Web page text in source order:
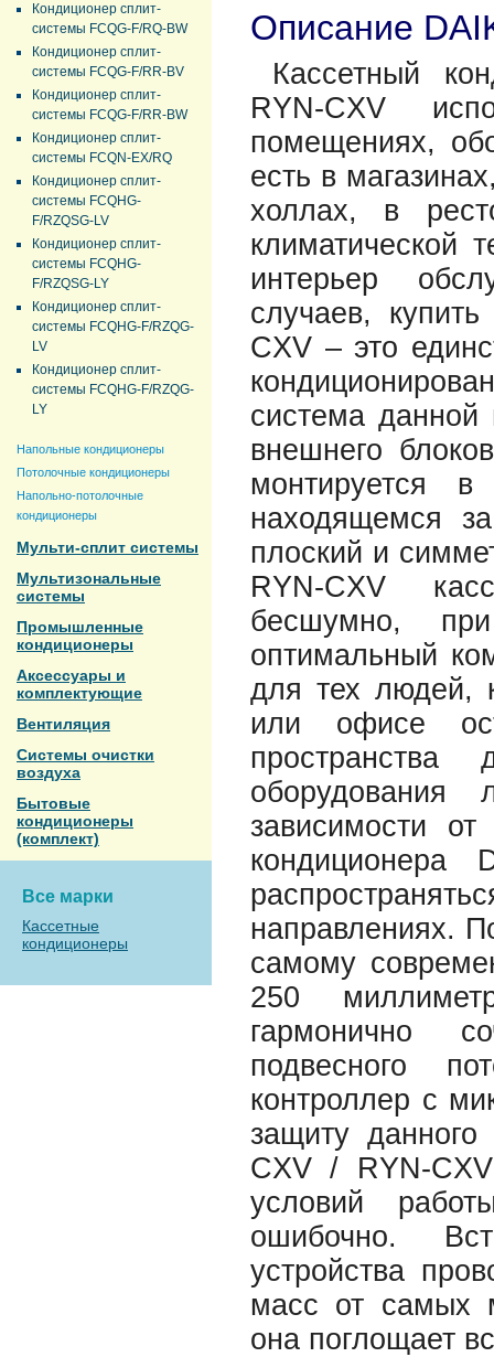
Кондиционер сплит-
системы FCQG-F/RQ-BW
Кондиционер сплит-
системы FCQG-F/RR-BV
Кондиционер сплит-
системы FCQG-F/RR-BW
Кондиционер сплит-
системы FCQN-EX/RQ
Кондиционер сплит-
системы FCQHG-
F/RZQSG-LV
Кондиционер сплит-
системы FCQHG-
F/RZQSG-LY
Кондиционер сплит-
системы FCQHG-F/RZQG-
LV
Кондиционер сплит-
системы FCQHG-F/RZQG-
LY
Напольные кондиционеры
Потолочные кондиционеры
Напольно-потолочные
кондиционеры
Мульти-сплит системы
Мультизональные
системы
Промышленные
кондиционеры
Аксессуары и
комплектующие
Вентиляция
Системы очистки
воздуха
Бытовые
кондиционеры
(комплект)
Все марки
Кассетные
кондиционеры
Описание
Кассетный
RYN-CXV
помещениях,
есть в
холлах, в
климатической
интерьер
случаев,
CXV – это
система данной
внешнего
монтируется
находящемся
плоский и
RYN-CXV
бесшумно,
оптимальный
для тех людей,
или офисе
оборудования
зависимости
направлениях.
самому
250
гармонично
подвесного
контроллер с
защиту данного
CXV / RYN-
условий
ошибочно.
устройства
масс от самых
она поглощает